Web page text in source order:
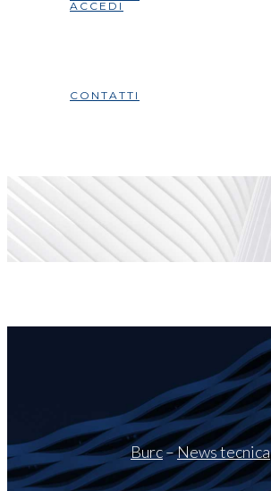
ACCEDI
CONTATTI
Burc–News tecnica